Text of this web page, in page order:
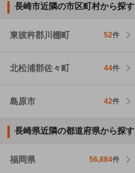
長崎市近隣の市区町村から探す
東彼杵郡川棚町 52件
北松浦郡佐々町 44件
島原市 42件
長崎県近隣の都道府県から探す
福岡県 56,884件